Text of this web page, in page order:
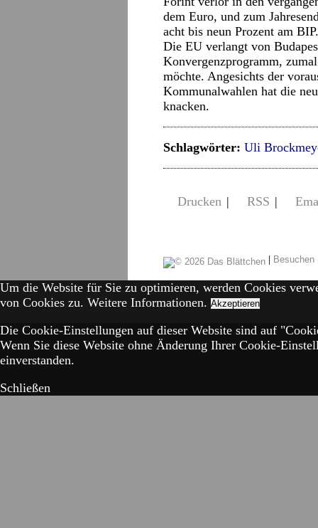
dem Euro, und zum
acht bis neun Prozent am BIP.
Die EU verlangt von
Konvergenzprogramm,
möchte. Angesichts der
Kommunalwahlen hat die
knacken.
Schlagwörter: Uli
Drucken | RSS |
|
Um die Website für Sie zu optimieren, werden Cookies
von Cookies zu. Weitere Informationen. Akzeptieren
Die Cookie-Einstellungen auf dieser Website sind auf
Wenn Sie diese Website ohne Änderung Ihrer Cookie-
einverstanden.
Schließen